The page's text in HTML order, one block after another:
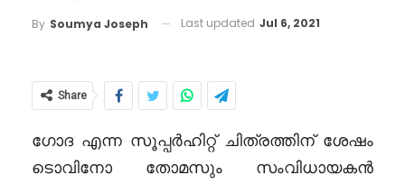
By Soumya Joseph Last updated Jul 6, 2021
Share
ഗോദ എന്ന സൂപ്പർഹിറ്റ് ചിത്രത്തിന് ശേഷം
ടൊവിനോ തോമസും സംവിധായകൻ